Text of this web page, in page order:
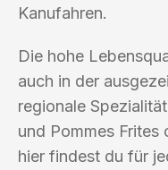
Kanufahren.
Die hohe
auch in der
regionale
und Pommes Frites
hier findest du für